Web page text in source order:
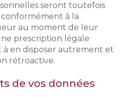
seront toutefois
à la
au moment de leur
prescription légale
à en disposer autrement et
rétroactive.
de vos données